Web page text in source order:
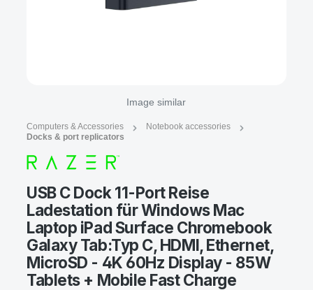
Image similar
Computers & Accessories
Notebook accessories
Docks & port replicators
USB C Dock 11-Port Reise
Ladestation für Windows Mac
Laptop iPad Surface Chromebook
Galaxy Tab:Typ C, HDMI, Ethernet,
MicroSD - 4K 60Hz Display - 85W
Tablets + Mobile Fast Charge